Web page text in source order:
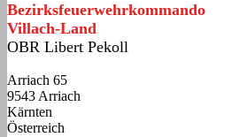
Bezirksfeuerwehrkommando
Villach-Land
OBR Libert Pekoll
Arriach 65
9543 Arriach
Kärnten
Österreich